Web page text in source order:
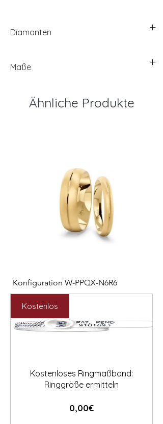
Diamanten
Maße
Ähnliche Produkte
Konfiguration W-PPQX-N6R6
Preis
2.127,00 €
Preis
Kostenlos
Kostenloses Ringmaßband:
Ringgröße ermitteln
0,00€Preis